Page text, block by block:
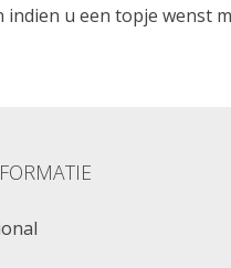
u een topje wenst